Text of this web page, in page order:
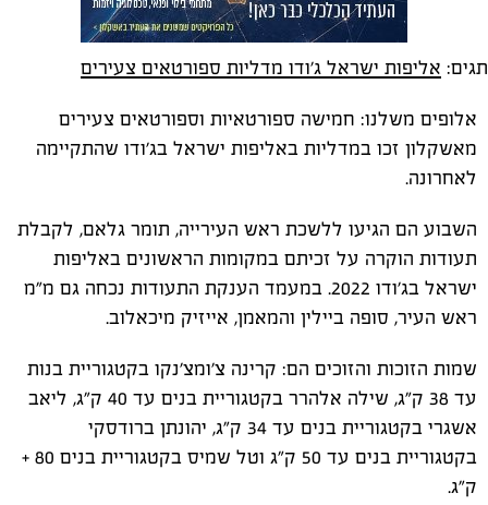
תגים: אליפות ישראל ג'ודו מדליות ספורטאים צעירים
אלופים משלנו: חמישה ספורטאיות וספורטאים צעירים
מאשקלון זכו במדליות באליפות ישראל בג'ודו שהתקיימה
לאחרונה.
השבוע הם הגיעו ללשכת ראש העירייה, תומר גלאם, לקבלת
תעודות הוקרה על זכיתם במקומות הראשונים באליפות
ישראל בג'ודו 2022. במעמד הענקת התעודות נכחה גם מ"מ
ראש העיר, סופה ביילין והמאמן, אייזיק מיכאלוב.
שמות הזוכות והזוכים הם: קרינה צ׳ומצ׳נקו בקטגוריית בנות
עד 38 ק"ג, שילה אלהרר בקטגוריית בנים עד 40 ק"ג, ליאב
אשגרי בקטגוריית בנים עד 34 ק"ג, יהונתן ברודסקי
בקטגוריית בנים עד 50 ק"ג וטל שמיס בקטגוריית בנים 80 +
ק"ג.